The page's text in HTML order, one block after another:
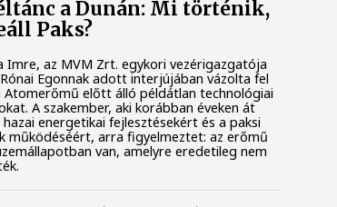
a Dunán: Mi történik,
Paks?
Imre, az MVM Zrt. egykori vezérigazgatója
Egonnak adott interjújában vázolta fel
Atomerőmű előtt álló példátlan technológiai
A szakember, aki korábban éveken át
energetikai fejlesztésekért és a paksi
működéséért, arra figyelmeztet: az erőmű
van, amelyre eredetileg nem